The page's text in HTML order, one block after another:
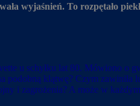
wyjaśnień. To rozpętało
u schyłku lat 80. Mówiono o
klątwę? Czym
i zagrożenia? A może w